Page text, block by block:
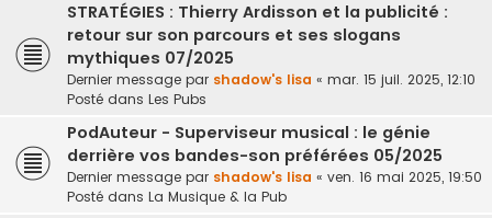
STRATÉGIES : Thierry Ardisson et la publicité :
retour sur son parcours et ses slogans
mythiques 07/2025
Dernier message par shadow's lisa « mar. 15 juil. 2025, 12:10
Posté dans Les Pubs
PodAuteur - Superviseur musical : le génie
derrière vos bandes-son préférées 05/2025
Dernier message par shadow's lisa « ven. 16 mai 2025, 19:50
Posté dans La Musique & la Pub